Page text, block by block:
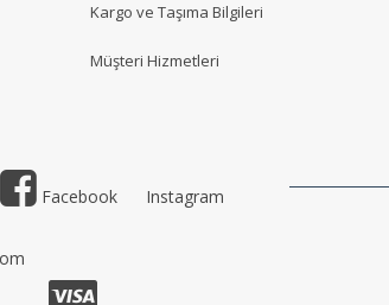
Kargo ve Taşıma Bilgileri
Müşteri Hizmetleri
Facebook Instagram